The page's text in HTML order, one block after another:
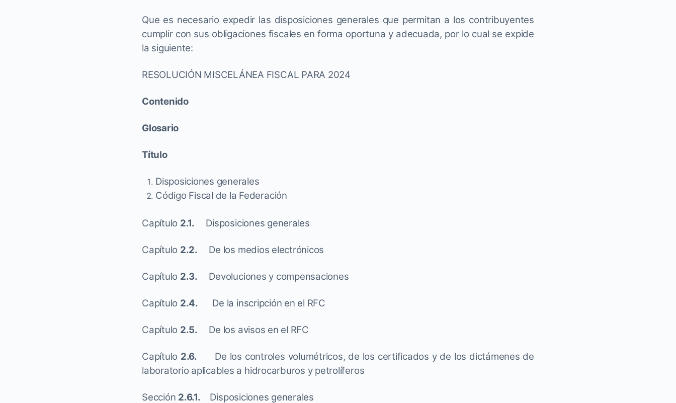
Que es necesario expedir las disposiciones generales que permitan a los contribuyentes
cumplir con sus obligaciones fiscales en forma oportuna y adecuada, por lo cual se expide
la siguiente:
RESOLUCIÓN MISCELÁNEA FISCAL PARA 2024
Contenido
Glosario
Título
Disposiciones generales
Código Fiscal de la Federación
Capítulo 2.1. Disposiciones generales
Capítulo 2.2. De los medios electrónicos
Capítulo 2.3. Devoluciones y compensaciones
Capítulo 2.4. De la inscripción en el RFC
Capítulo 2.5. De los avisos en el RFC
Capítulo 2.6. De los controles volumétricos, de los certificados y de los dictámenes de
laboratorio aplicables a hidrocarburos y petrolíferos
Sección 2.6.1. Disposiciones generales